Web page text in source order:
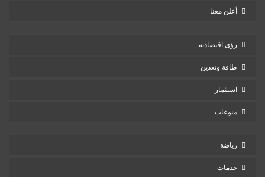
أعلن معنا
رؤى اقتصادية
طاقة وتعدين
استثمار
منوعات
رياضة
خدمات